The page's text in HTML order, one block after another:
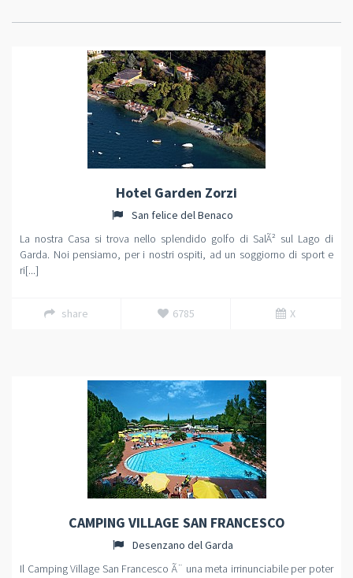
Hotel Garden Zorzi
San felice del Benaco
La nostra Casa si trova nello splendido golfo di SalÃ² sul Lago di
Garda. Noi pensiamo, per i nostri ospiti, ad un soggiorno di sport e
ri[...]
share 6785 X
CAMPING VILLAGE SAN FRANCESCO
Desenzano del Garda
Il Camping Village San Francesco Ã¨ una meta irrinunciabile per poter